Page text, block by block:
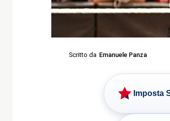
Scritto da Emanuele Panza
Imposta